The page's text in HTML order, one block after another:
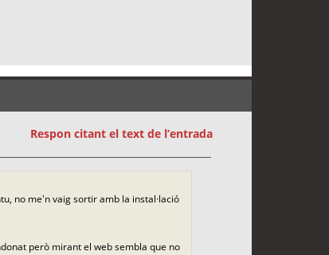
Respon citant el text de l’entrada
no me'n vaig sortir amb la instal·lació
però mirant el web sembla que no